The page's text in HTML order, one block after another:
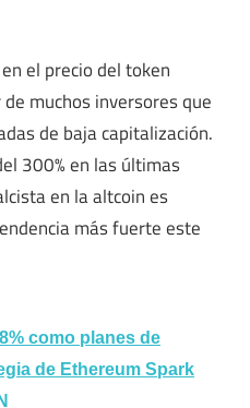
el precio del token
muchos inversores que
de baja capitalización.
300% en las últimas
en la altcoin es
más fuerte este
como planes de
de Ethereum Spark